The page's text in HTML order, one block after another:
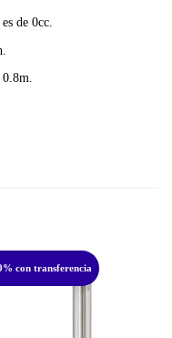
de 0cc.
0.8m.
con transferencia